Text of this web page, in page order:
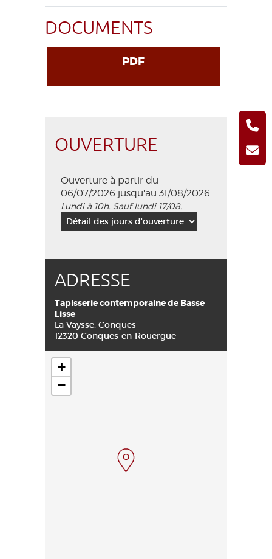
DOCUMENTS
PDF
OUVERTURE
Ouverture à partir du
06/07/2026 jusqu'au 31/08/2026
Lundi à 10h. Sauf lundi 17/08.
ADRESSE
Tapisserie contemporaine de Basse
Lisse
La Vaysse, Conques
12320 Conques-en-Rouergue
+
−